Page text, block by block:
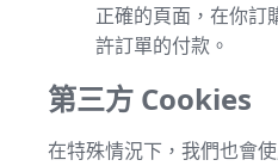
正確的頁面，在你訂
許訂單的付款。
第三方 Cookies
在特殊情況下，我們也會